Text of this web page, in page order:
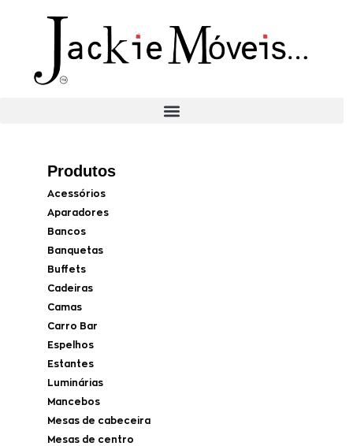
Produtos
Acessórios
Aparadores
Bancos
Banquetas
Buffets
Cadeiras
Camas
Carro Bar
Espelhos
Estantes
Luminárias
Mancebos
Mesas de cabeceira
Mesas de centro